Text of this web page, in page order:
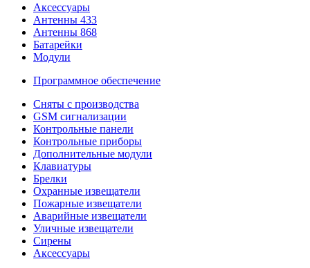
Аксессуары
Антенны 433
Антенны 868
Батарейки
Модули
Программное обеспечение
Сняты с производства
GSM сигнализации
Контрольные панели
Контрольные приборы
Дополнительные модули
Клавиатуры
Брелки
Охранные извещатели
Пожарные извещатели
Аварийные извещатели
Уличные извещатели
Сирены
Аксессуары